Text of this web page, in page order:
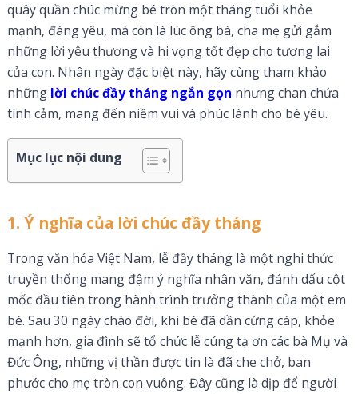
quây quần chúc mừng bé tròn một tháng tuổi khỏe
mạnh, đáng yêu, mà còn là lúc ông bà, cha mẹ gửi gắm
những lời yêu thương và hi vọng tốt đẹp cho tương lai
của con. Nhân ngày đặc biệt này, hãy cùng tham khảo
những lời chúc đầy tháng ngắn gọn nhưng chan chứa
tình cảm, mang đến niềm vui và phúc lành cho bé yêu.
Mục lục nội dung
1. Ý nghĩa của lời chúc đầy tháng
Trong văn hóa Việt Nam, lễ đầy tháng là một nghi thức
truyền thống mang đậm ý nghĩa nhân văn, đánh dấu cột
mốc đầu tiên trong hành trình trưởng thành của một em
bé. Sau 30 ngày chào đời, khi bé đã dần cứng cáp, khỏe
mạnh hơn, gia đình sẽ tổ chức lễ cúng tạ ơn các bà Mụ và
Đức Ông, những vị thần được tin là đã che chở, ban
phước cho mẹ tròn con vuông. Đây cũng là dịp để người